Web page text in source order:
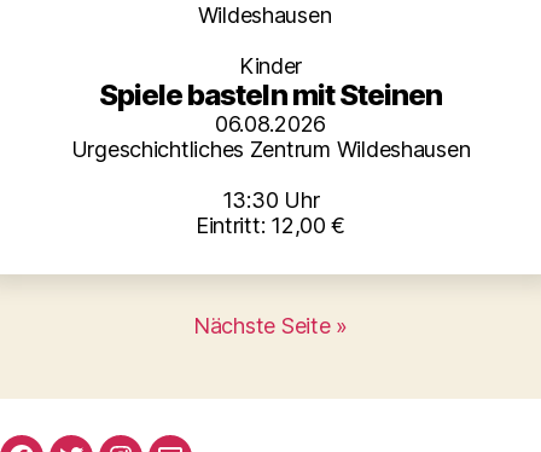
Kategorien
Wildeshausen
Kinder
Spiele basteln mit Steinen
06.08.2026
Urgeschichtliches Zentrum Wildeshausen
13:30 Uhr
Eintritt: 12,00 €
Nächste Seite »